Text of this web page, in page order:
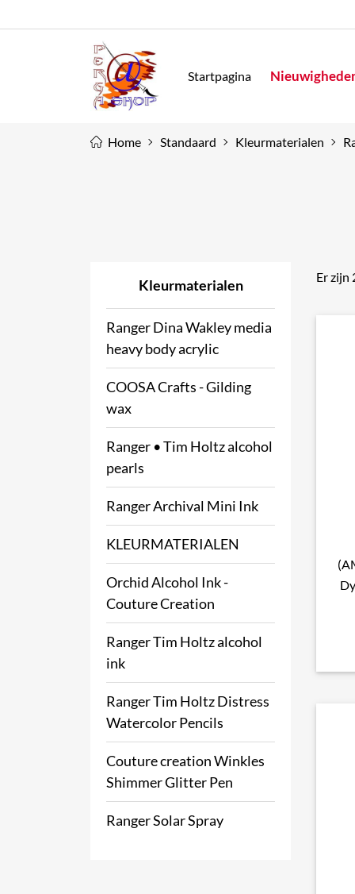
Startpagina
Home Standaard Kleurmaterialen
Kleurmaterialen
Ranger Dina Wakley media
heavy body acrylic
COOSA Crafts - Gilding
wax
Ranger • Tim Holtz alcohol
pearls
Ranger Archival Mini Ink
KLEURMATERIALEN
Orchid Alcohol Ink -
Couture Creation
Ranger Tim Holtz alcohol
ink
Ranger Tim Holtz Distress
Watercolor Pencils
Couture creation Winkles
Shimmer Glitter Pen
Ranger Solar Spray
Er zijn